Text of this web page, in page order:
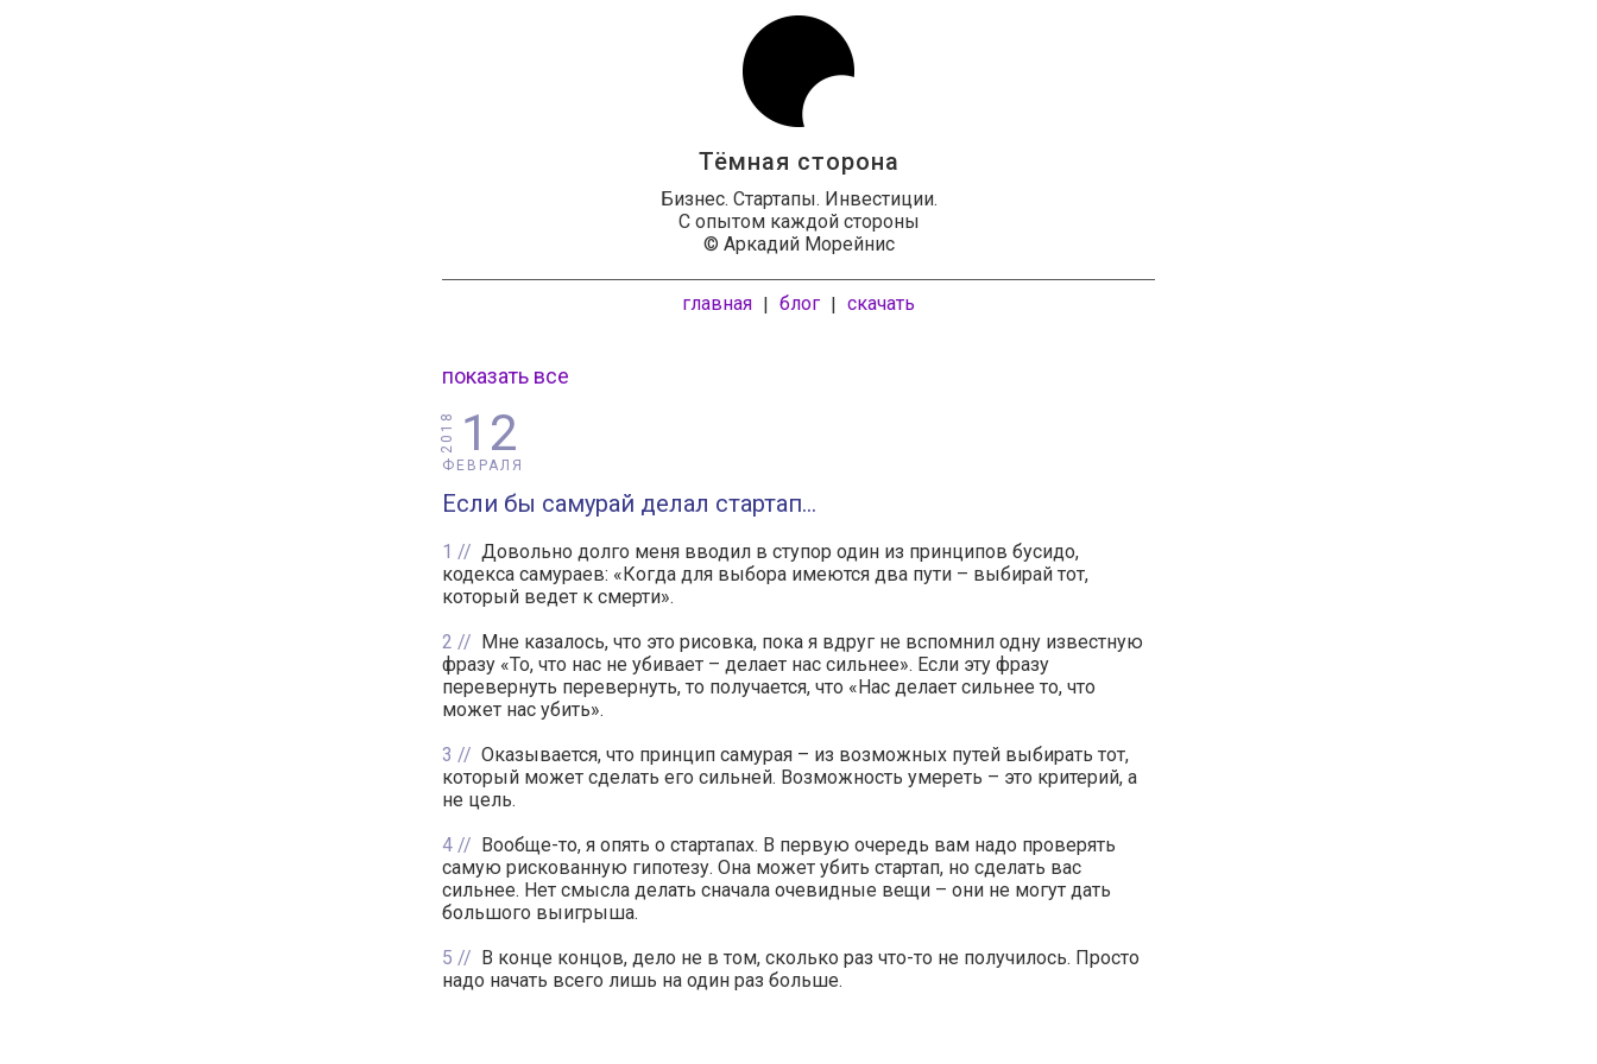
Тёмная сторона
Бизнес. Стартапы. Инвестиции.
С опытом каждой стороны
© Аркадий Морейнис
главная | блог | скачать
показать все
12
ФЕВРАЛЯ
2018
Если бы самурай делал стартап…
1
Довольно долго меня вводил в ступор один из принципов бусидо,
кодекса самураев: «Когда для выбора имеются два пути – выбирай тот,
который ведет к смерти».
2
Мне казалось, что это рисовка, пока я вдруг не вспомнил одну известную
фразу «То, что нас не убивает – делает нас сильнее». Если эту фразу
перевернуть перевернуть, то получается, что «Нас делает сильнее то, что
может нас убить».
3
Оказывается, что принцип самурая – из возможных путей выбирать тот,
который может сделать его сильней. Возможность умереть – это критерий, а
не цель.
4
Вообще-то, я опять о стартапах. В первую очередь вам надо проверять
самую рискованную гипотезу. Она может убить стартап, но сделать вас
сильнее. Нет смысла делать сначала очевидные вещи – они не могут дать
большого выигрыша.
5
В конце концов, дело не в том, сколько раз что-то не получилось. Просто
надо начать всего лишь на один раз больше.